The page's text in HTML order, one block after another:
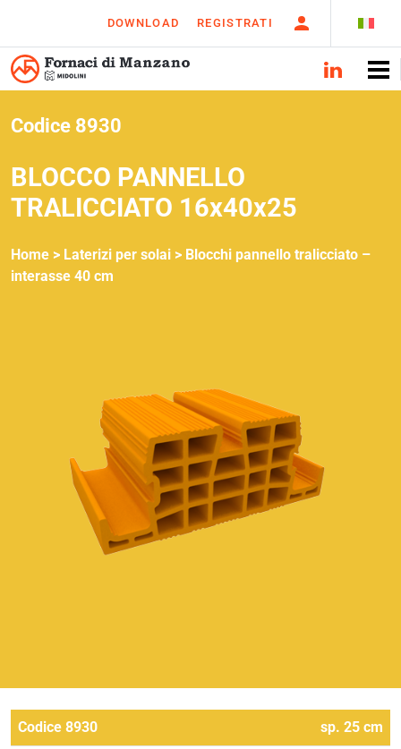
DOWNLOAD REGISTRATI
Codice 8930
BLOCCO PANNELLO
TRALICCIATO 16x40x25
Home > Laterizi per solai > Blocchi pannello tralicciato –
interasse 40 cm
Codice 8930 sp. 25 cm